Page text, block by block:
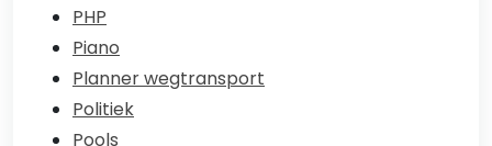
PHP
Piano
Planner wegtransport
Politiek
Pools